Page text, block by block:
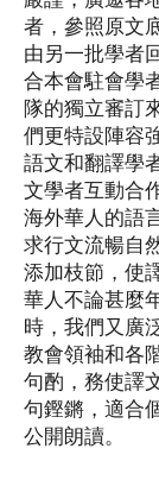
者，參照原文
由另一批學者
合本會駐會學
隊的獨立審訂
們更特設陣容
語文和翻譯學
文學者互動合
海外華人的語
求行文流暢自
添加枝節，使
華人不論甚麼
時，我們又廣
教會領袖和各
句酌，務使譯
句鏗鏘，適合
公開朗讀。